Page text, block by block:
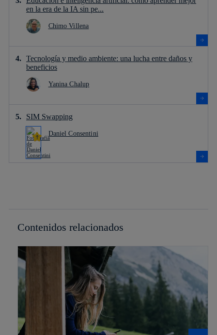
en la era de la IA sin pe...
Chimo Villena
Tecnología y medio ambiente: una lucha entre daños y
beneficios
Yanina Chalup
SIM Swapping
Daniel Consentini
Contenidos relacionados